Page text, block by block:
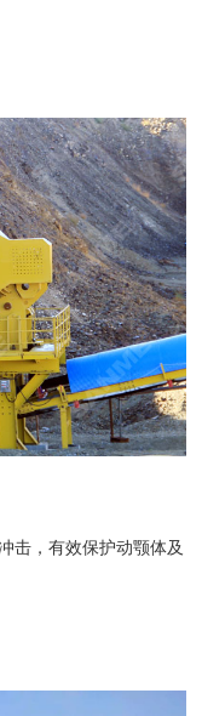
，有效保护动颚体及